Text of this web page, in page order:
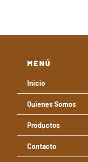
MENÚ
Inicio
Quienes Somos
Productos
Contacto